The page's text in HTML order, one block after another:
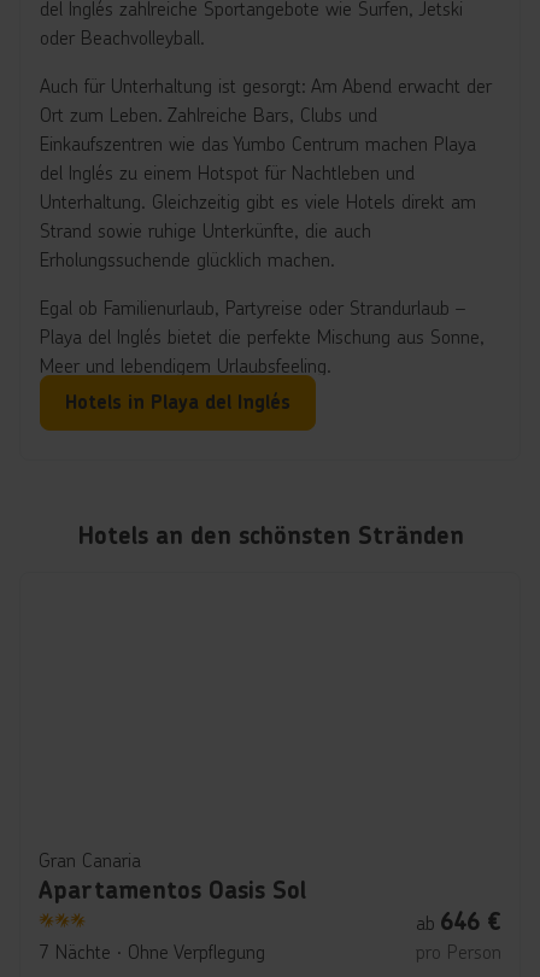
del Inglés zahlreiche Sportangebote wie Surfen, Jetski
oder Beachvolleyball.
Auch für Unterhaltung ist gesorgt: Am Abend erwacht der
Ort zum Leben. Zahlreiche Bars, Clubs und
Einkaufszentren wie das Yumbo Centrum machen Playa
del Inglés zu einem Hotspot für Nachtleben und
Unterhaltung. Gleichzeitig gibt es viele Hotels direkt am
Strand sowie ruhige Unterkünfte, die auch
Erholungssuchende glücklich machen.
Egal ob Familienurlaub, Partyreise oder Strandurlaub –
Playa del Inglés bietet die perfekte Mischung aus Sonne,
Meer und lebendigem Urlaubsfeeling.
Hotels in Playa del Inglés
Hotels an den schönsten Stränden
Gran Canaria
Apartamentos Oasis Sol
3
7 Nächte ∙ Ohne Verpflegung
ab 646 €
pro Person